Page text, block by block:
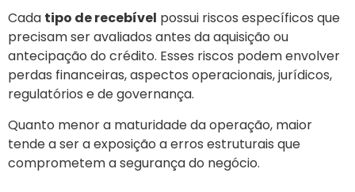
Cada tipo de recebível possui riscos específicos que
precisam ser avaliados antes da aquisição ou
antecipação do crédito. Esses riscos podem envolver
perdas financeiras, aspectos operacionais, jurídicos,
regulatórios e de governança.
Quanto menor a maturidade da operação, maior
tende a ser a exposição a erros estruturais que
comprometem a segurança do negócio.